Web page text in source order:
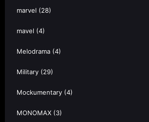
marvel (28)
mavel (4)
Melodrama (4)
Military (29)
Mockumentary (4)
MONOMAX (3)